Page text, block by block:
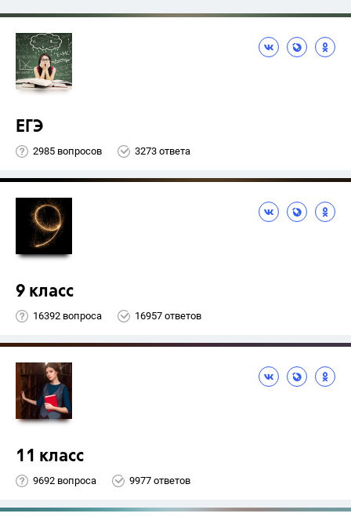
ЕГЭ
2985 вопросов 3273 ответа
9 класс
16392 вопроса 16957 ответов
11 класс
9692 вопроса 9977 ответов